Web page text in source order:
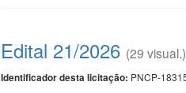
Edital 21/2026 (29 visual.)
Identificador desta licitação: PNCP-